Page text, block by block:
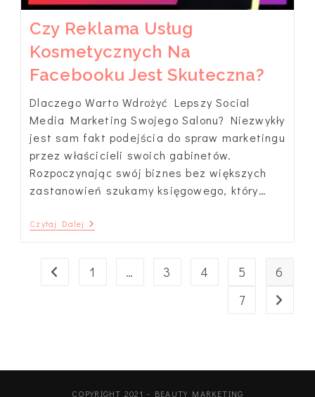
Czy Reklama Usług
Kosmetycznych Na
Facebooku Jest Skuteczna?
Dlaczego Warto Wdrożyć Lepszy Social
Media Marketing Swojego Salonu? Niezwykły
jest sam fakt podejścia do spraw marketingu
przez właścicieli swoich gabinetów.
Rozpoczynając swój biznes bez większych
zastanowień szukamy księgowego, który…
Czytaj Dalej Czy
Reklama
Na
Facebooku
Go to the previous page
1 … 3 4 5
6
7
Go to
COPYRIGHT 2021 - BEAUTY MARKETING